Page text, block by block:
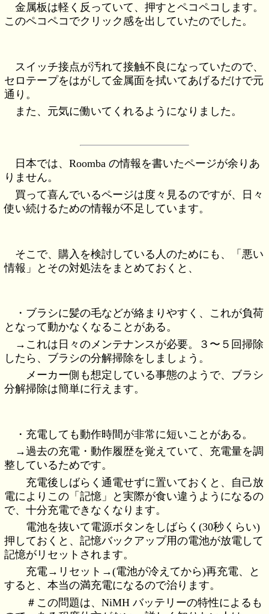
金属板は軽く反っていて、押すとペコペコします。
このペコペコでクリック感を出していたのでした。
スイッチ接点が汚れて接触不良になっていたので、
セロテープをはがして金属面を拭いてあげるだけで元
通り。
また、元気に働いてくれるようになりました。
日本では、Roomba の情報を書いたページが余りあ
りません。
買って喜んでいるページは度々見るのですが、日々
使い続けるための情報が不足しています。
そこで、購入を検討している人のためにも、「悪い
情報」とその対処法をまとめておくと、
・ブラシに髪の毛などが絡まりやすく、これが負荷
となって動かなくなることがある。
→これは日々のメンテナンスが必要。３〜５回掃除
したら、ブラシの分解掃除をしましょう。
メーカー側も想定している事態のようで、ブラシ
分解掃除は簡単に行えます。
・充電しても動作時間が非常に短いことがある。
→過去の充電・動作履歴を覚えていて、充電量を調
整しているためです。
充電後しばらく通電せずに置いておくと、自己放
電によりこの「記憶」と実際が食い違うようになるの
で、十分充電できなくなります。
電池を抜いて電源ボタンをしばらく(30秒くらい)
押しておくと、記憶バックアップ用の電池が放電して
記憶がリセットされます。
充電→リセット→(電池が冷えてから)再充電、と
すると、本当の満充電になるので治ります。
＃この問題は、NiMH バッテリーの特性によるも